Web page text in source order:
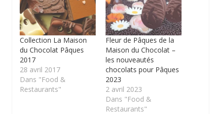
Collection La Maison
du Chocolat Pâques
2017
28 avril 2017
Dans "Food &
Restaurants"
Fleur de Pâques de la
Maison du Chocolat –
les nouveautés
chocolats pour Pâques
2023
2 avril 2023
Dans "Food &
Restaurants"